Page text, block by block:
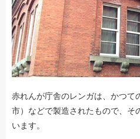
赤れんが庁舎のレンガは、かつて
市）などで製造されたもので、そ
います。